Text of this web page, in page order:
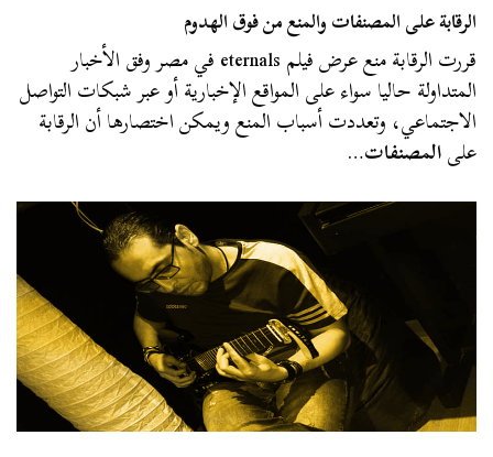
الرقابة على المصنفات والمنع من فوق الهدوم
قررت الرقابة منع عرض فيلم eternals في مصر وفق الأخبار
المتداولة حاليا سواء على المواقع الإخبارية أو عبر شبكات التواصل
الاجتماعي، وتعددت أسباب المنع ويمكن اختصارها أن الرقابة
علىالمصنفات…